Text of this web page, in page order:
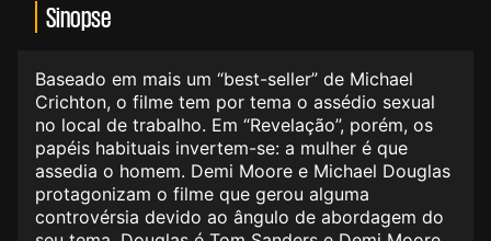
Sinopse
Baseado em mais um “best-seller” de Michael
Crichton, o filme tem por tema o assédio sexual
no local de trabalho. Em “Revelação”, porém, os
papéis habituais invertem-se: a mulher é que
assedia o homem. Demi Moore e Michael Douglas
protagonizam o filme que gerou alguma
controvérsia devido ao ângulo de abordagem do